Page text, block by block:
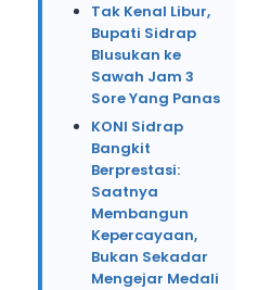
Tak Kenal Libur,
Bupati Sidrap
Blusukan ke
Sawah Jam 3
Sore Yang Panas
KONI Sidrap
Bangkit
Berprestasi:
Saatnya
Membangun
Kepercayaan,
Bukan Sekadar
Mengejar Medali